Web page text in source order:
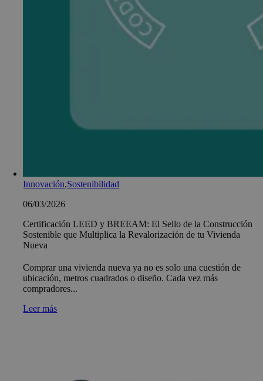
Innovación,Sostenibilidad
06/03/2026
Certificación LEED y BREEAM: El Sello de la Construcción
Sostenible que Multiplica la Revalorización de tu Vivienda
Nueva
Comprar una vivienda nueva ya no es solo una cuestión de
ubicación, metros cuadrados o diseño. Cada vez más
compradores...
Leer más